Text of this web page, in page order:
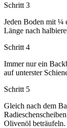
Schritt 3
Jeden Boden mit ¼
Länge nach
Schritt 4
Immer nur ein
auf unterster
Schritt 5
Gleich nach dem
Olivenöl beträufeln.